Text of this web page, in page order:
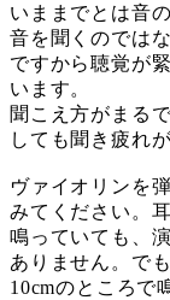
いままでとは音
音を聞くのでは
ですから聴覚が
います。
聞こえ方がまる
しても聞き疲れ
ヴァイオリンを
みてください。
鳴っていても、
ありません。で
10cmのところで